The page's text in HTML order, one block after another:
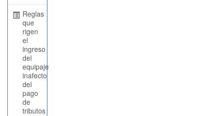
Reglas
que
rigen
el
ingreso
del
equipaje
inafecto
del
pago
de
tributos